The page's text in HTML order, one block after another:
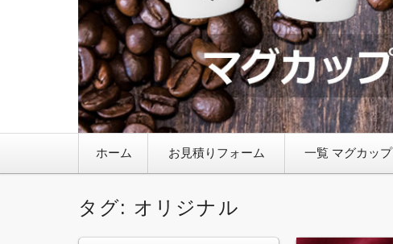
ホーム お見積りフォーム 一覧 マグカップ
タグ: オリジナル